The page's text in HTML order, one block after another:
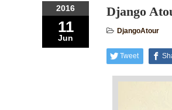
2016
11
Jun
Django
DjangoAtour
Tweet